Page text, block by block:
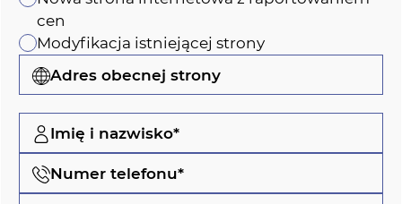
cen
Modyfikacja istniejącej strony
Adres obecnej strony
Imię i nazwisko*
Numer telefonu*